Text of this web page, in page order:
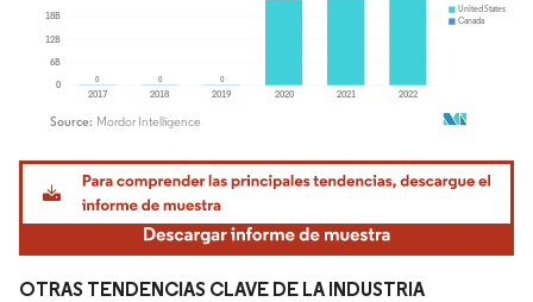
Imagen © Mordor Intelligence. El uso requiere atribución según CC BY 4.0.
OTRAS TENDENCIAS CLAVE DE LA INDUSTRIA